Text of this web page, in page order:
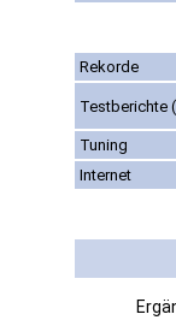
Rekorde
Testberichte (
Tuning
Internet